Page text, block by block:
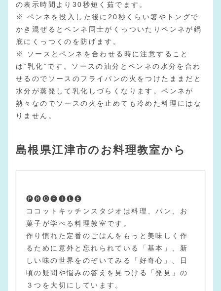
の表示時間より30秒短く茹でます。
※ ペンネを投入した後に20秒くらい箸やトングで
かき混ぜるとペンネ同士がくっついたりペンネが鍋
底にくっつくのを防げます。
※ ソースとペンネを合わせる時に注意すること
は“乳化”です。ソースの油分とペンネの水分を合わ
せるのでソースのフライパンの火をつけたままだと
水分が蒸発して乳化しづらくなります。ペンネが
熱々なのでソースの火を止めても冷めた料理にはな
りません。
島根県江津市のお料理教室から
🅟🅡🅞🅕🅘🅛🅔
ココットキッチンスタジオは料理、パン、お
菓子が学べる料理教室です。
作り慣れた定番のごはんをもっと美味しく作
るために意外と忘れられている「基本」、新
しい味の世界をのぞいてみる「好奇心」、日
頃の疑問や悩みの答えを見つける「発見」の
３つを大切にしています。